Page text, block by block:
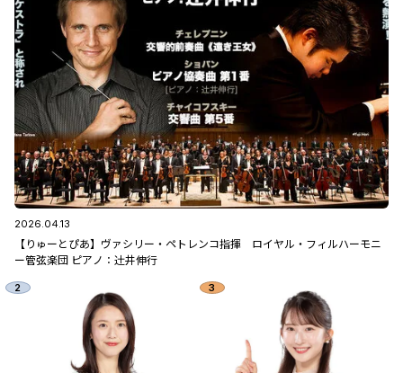
2026.04.13
【りゅーとぴあ】ヴァシリー・ペトレンコ指揮 ロイヤル・フィルハーモニ
ー管弦楽団 ピアノ：辻󠄀井伸行